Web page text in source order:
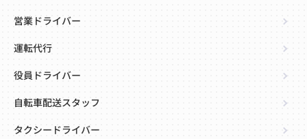
営業ドライバー
運転代行
役員ドライバー
自転車配送スタッフ
タクシードライバー